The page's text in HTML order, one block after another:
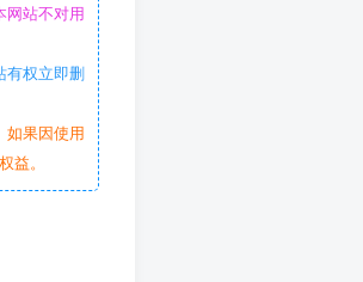
网站不对用
有权立即删
如果因使用
益。